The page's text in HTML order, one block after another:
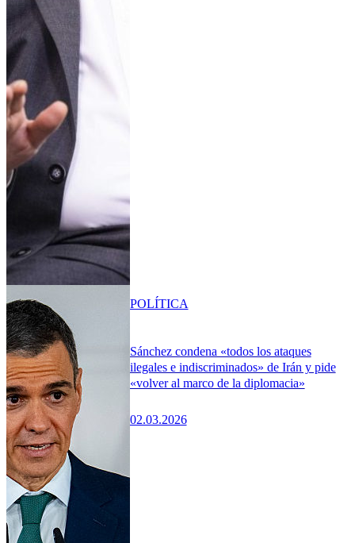
Sánchez condena «todos los ataques
ilegales e indiscriminados» de Irán y pide
«volver al marco de la diplomacia»
02.03.2026
POLÍTICA